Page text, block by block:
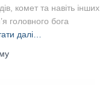
комет та навіть інших
головного бога
далі…